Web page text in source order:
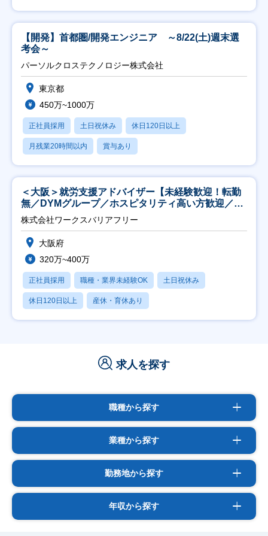
【開発】首都圏/開発エンジニア ～8/22(土)週末選
考会～
パーソルクロステクノロジー株式会社
東京都
450万~1000万
正社員採用 土日祝休み 休日120日以上
月残業20時間以内 賞与あり
＜大阪＞就労支援アドバイザー【未経験歓迎！転勤
無／DYMグループ／ホスピタリティ高い方歓迎／土
日祝】
株式会社ワークスバリアフリー
大阪府
320万~400万
正社員採用 職種・業界未経験OK 土日祝休み
休日120日以上 産休・育休あり
求人を探す
職種から探す
業種から探す
勤務地から探す
年収から探す